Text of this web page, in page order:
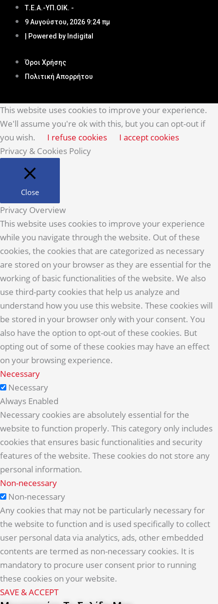
Τ.Ε.Α.-ΥΠ.ΟΙΚ. -
9 Αυγούστου, 2026 9:24 πμ
| Powered by Indigital
Όροι Χρήσης
Πολιτική Απορρήτου
This website uses cookies to improve your experience.
We'll assume you're ok with this, but you can opt-out if
you wish.
I refuse cookies
I accept cookies
Privacy & Cookies Policy
Close
Privacy Overview
This website uses cookies to improve your experience
while you navigate through the website. Out of these
cookies, the cookies that are categorized as necessary
are stored on your browser as they are essential for the
working of basic functionalities of the website. We also
use third-party cookies that help us analyze and
understand how you use this website. These cookies will
be stored in your browser only with your consent. You
also have the option to opt-out of these cookies. But
opting out of some of these cookies may have an effect
on your browsing experience.
Necessary
Necessary
Always Enabled
Necessary cookies are absolutely essential for the
website to function properly. This category only includes
cookies that ensures basic functionalities and security
features of the website. These cookies do not store any
personal information.
Non-necessary
Non-necessary
Any cookies that may not be particularly necessary for
the website to function and is used specifically to collect
user personal data via analytics, ads, other embedded
contents are termed as non-necessary cookies. It is
mandatory to procure user consent prior to running
these cookies on your website.
SAVE & ACCEPT